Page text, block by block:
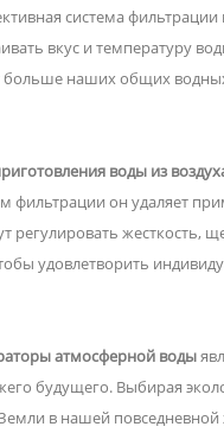
система фильтрации
вкус и температуру
больше наших общих
воды из
он удаляет
регулировать жесткость,
удовлетворить
атмосферной воды
будущего. Выбирая
в нашей